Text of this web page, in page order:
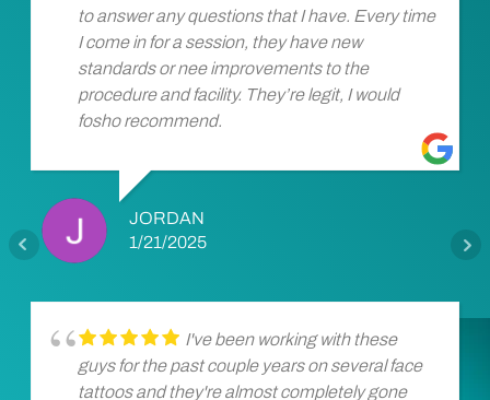
to answer any questions that I have. Every time
I come in for a session, they have new
standards or nee improvements to the
procedure and facility. They’re legit, I would
fosho recommend.
JORDAN
1/21/2025
I've been working with these
guys for the past couple years on several face
tattoos and they're almost completely gone